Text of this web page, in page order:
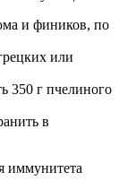
и фиников, по
или
350 г пчелиного
в